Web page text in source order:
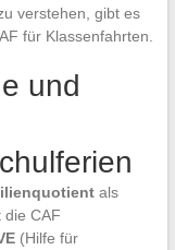
verstehen, gibt es
für Klassenfahrten.
und
als
die CAF
(Hilfe für